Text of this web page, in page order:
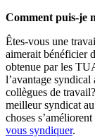
Comment puis-je
Êtes-vous une
aimerait bénéficier
obtenue par les
l’avantage syndical
collègues de
meilleur syndicat
choses
vous syndiquer.